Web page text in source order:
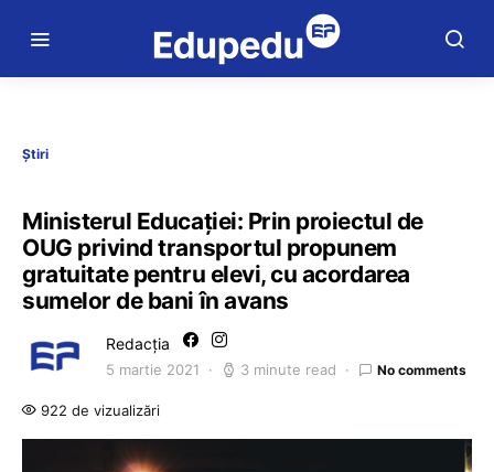
Știri
Ministerul Educației: Prin proiectul de
OUG privind transportul propunem
gratuitate pentru elevi, cu acordarea
sumelor de bani în avans
Redacția
5 martie 2021 3 minute read No comments
922 de vizualizări